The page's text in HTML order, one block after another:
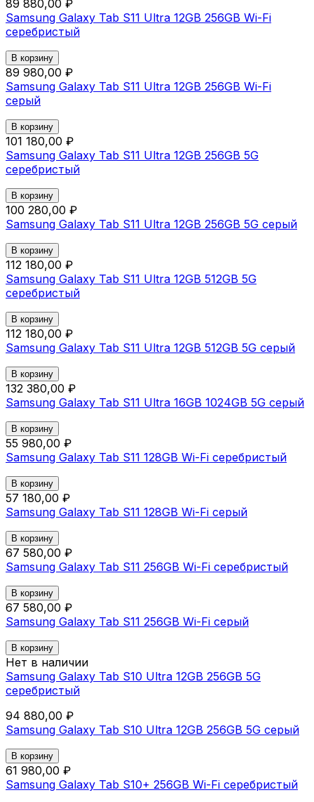
89 880,00 ₽
Samsung Galaxy Tab S11 Ultra 12GB 256GB Wi-Fi
серебристый
В корзину
89 980,00 ₽
Samsung Galaxy Tab S11 Ultra 12GB 256GB Wi-Fi
серый
В корзину
101 180,00 ₽
Samsung Galaxy Tab S11 Ultra 12GB 256GB 5G
серебристый
В корзину
100 280,00 ₽
Samsung Galaxy Tab S11 Ultra 12GB 256GB 5G серый
В корзину
112 180,00 ₽
Samsung Galaxy Tab S11 Ultra 12GB 512GB 5G
серебристый
В корзину
112 180,00 ₽
Samsung Galaxy Tab S11 Ultra 12GB 512GB 5G серый
В корзину
132 380,00 ₽
Samsung Galaxy Tab S11 Ultra 16GB 1024GB 5G серый
В корзину
55 980,00 ₽
Samsung Galaxy Tab S11 128GB Wi-Fi серебристый
В корзину
57 180,00 ₽
Samsung Galaxy Tab S11 128GB Wi-Fi серый
В корзину
67 580,00 ₽
Samsung Galaxy Tab S11 256GB Wi-Fi серебристый
В корзину
67 580,00 ₽
Samsung Galaxy Tab S11 256GB Wi-Fi серый
В корзину
Нет в наличии
Samsung Galaxy Tab S10 Ultra 12GB 256GB 5G
серебристый
94 880,00 ₽
Samsung Galaxy Tab S10 Ultra 12GB 256GB 5G серый
В корзину
61 980,00 ₽
Samsung Galaxy Tab S10+ 256GB Wi-Fi серебристый